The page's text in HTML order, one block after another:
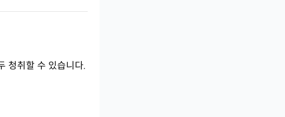
청취할 수 있습니다.